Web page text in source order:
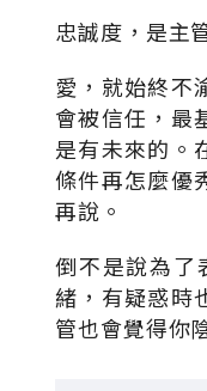
忠誠度，是主
愛，就始終不
會被信任，最
是有未來的。
條件再怎麼優
再說。
倒不是說為了
緒，有疑惑時
管也會覺得你